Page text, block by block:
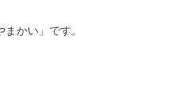
かい」です。